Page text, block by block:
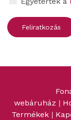
webáruház |
Termékek |